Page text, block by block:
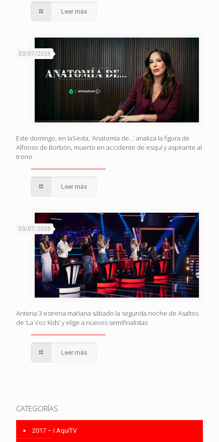
Leer más
03/07/2026
Este domingo, en laSexta, ‘Anatomía de…’ analiza la figura de
Alfonso de Borbón, muerto en accidente de esquí y aspirante al
trono
Leer más
03/07/2026
Antena 3 estrena mañana sábado la segunda noche de Asaltos
de ‘La Voz Kids’ y elige a nuevos semifinalistas
Leer más
CATEGORÍAS
2017 – I AquíTV